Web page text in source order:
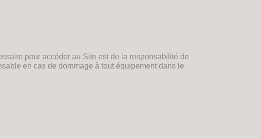
pour accéder au Site est de la responsabilité de
en cas de dommage à tout équipement dans le